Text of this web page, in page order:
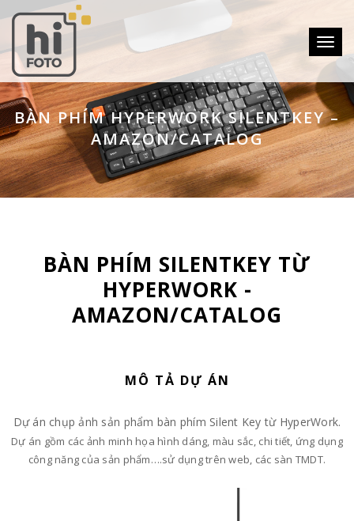
BÀN PHÍM HYPERWORK SILENTKEY –
AMAZON/CATALOG
BÀN PHÍM SILENTKEY TỪ
HYPERWORK -
AMAZON/CATALOG
MÔ TẢ DỰ ÁN
Dự án chụp ảnh sản phẩm bàn phím Silent Key từ HyperWork.
Dự án gồm các ảnh minh họa hình dáng, màu sắc, chi tiết, ứng dụng
công năng của sản phẩm….sử dụng trên web, các sàn TMDT.